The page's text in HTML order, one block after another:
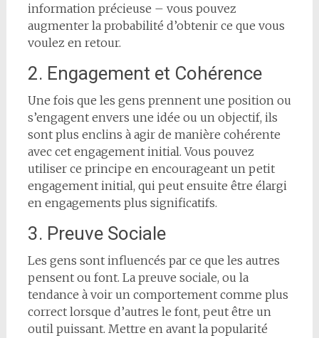
information précieuse – vous pouvez
augmenter la probabilité d’obtenir ce que vous
voulez en retour.
2. Engagement et Cohérence
Une fois que les gens prennent une position ou
s’engagent envers une idée ou un objectif, ils
sont plus enclins à agir de manière cohérente
avec cet engagement initial. Vous pouvez
utiliser ce principe en encourageant un petit
engagement initial, qui peut ensuite être élargi
en engagements plus significatifs.
3. Preuve Sociale
Les gens sont influencés par ce que les autres
pensent ou font. La preuve sociale, ou la
tendance à voir un comportement comme plus
correct lorsque d’autres le font, peut être un
outil puissant. Mettre en avant la popularité